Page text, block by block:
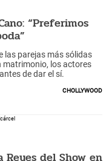
“Preferimos
las parejas más sólidas
matrimonio, los actores
de dar el sí.
Chollywood
del Show en